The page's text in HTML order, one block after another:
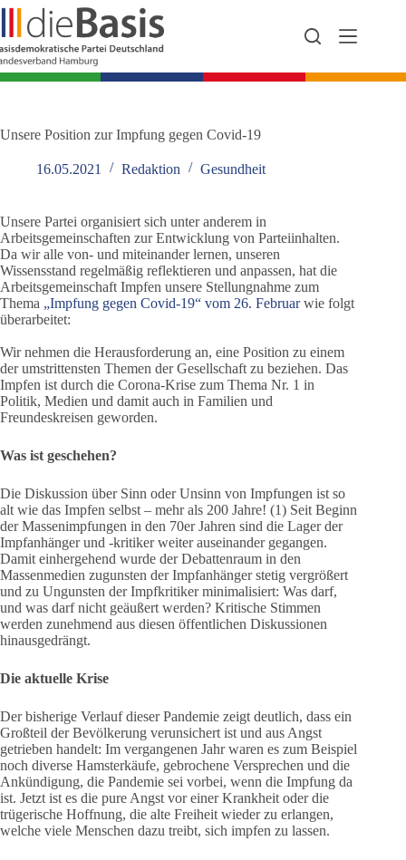
Zum
Inhalt
springen
Unsere Position zur Impfung gegen Covid-19
16.05.2021 Redaktion Gesundheit
Unsere Partei organisiert sich unter anderem in
Arbeitsgemeinschaften zur Entwicklung von Parteiinhalten.
Da wir alle von- und miteinander lernen, unseren
Wissensstand regelmäßig reflektieren und anpassen, hat die
Arbeitsgemeinschaft Impfen unsere Stellungnahme zum
Thema „Impfung gegen Covid-19“ vom 26. Februarwie folgt
überarbeitet:
Wir nehmen die Herausforderung an, eine Position zu einem
der umstrittensten Themen der Gesellschaft zu beziehen. Das
Impfen ist durch die Corona-Krise zum Thema Nr. 1 in
Politik, Medien und damit auch in Familien und
Freundeskreisen geworden.
Was ist geschehen?
Die Diskussion über Sinn oder Unsinn von Impfungen ist so
alt wie das Impfen selbst – mehr als 200 Jahre! (1) Seit Beginn
der Massenimpfungen in den 70er Jahren sind die Lager der
Impfanhänger und -kritiker weiter auseinander gegangen.
Damit einhergehend wurde der Debattenraum in den
Massenmedien zugunsten der Impfanhänger stetig vergrößert
und zu Ungunsten der Impfkritiker minimalisiert: Was darf,
und was darf nicht geäußert werden? Kritische Stimmen
werden zunehmend aus diesen öffentlichen Diskussionen
hinausgedrängt.
Die aktuelle Krise
Der bisherige Verlauf dieser Pandemie zeigt deutlich, dass ein
Großteil der Bevölkerung verunsichert ist und aus Angst
getrieben handelt: Im vergangenen Jahr waren es zum Beispiel
noch diverse Hamsterkäufe, gebrochene Versprechen und die
Ankündigung, die Pandemie sei vorbei, wenn die Impfung da
ist. Jetzt ist es die pure Angst vor einer Krankheit oder die
trügerische Hoffnung, die alte Freiheit wieder zu erlangen,
welche viele Menschen dazu treibt, sich impfen zu lassen.